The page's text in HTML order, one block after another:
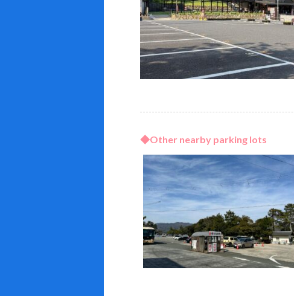
◆Other nearby parking lots